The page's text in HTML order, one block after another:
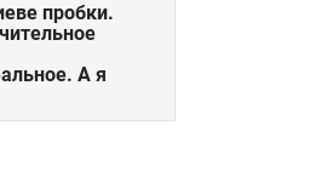
пробки.
А я